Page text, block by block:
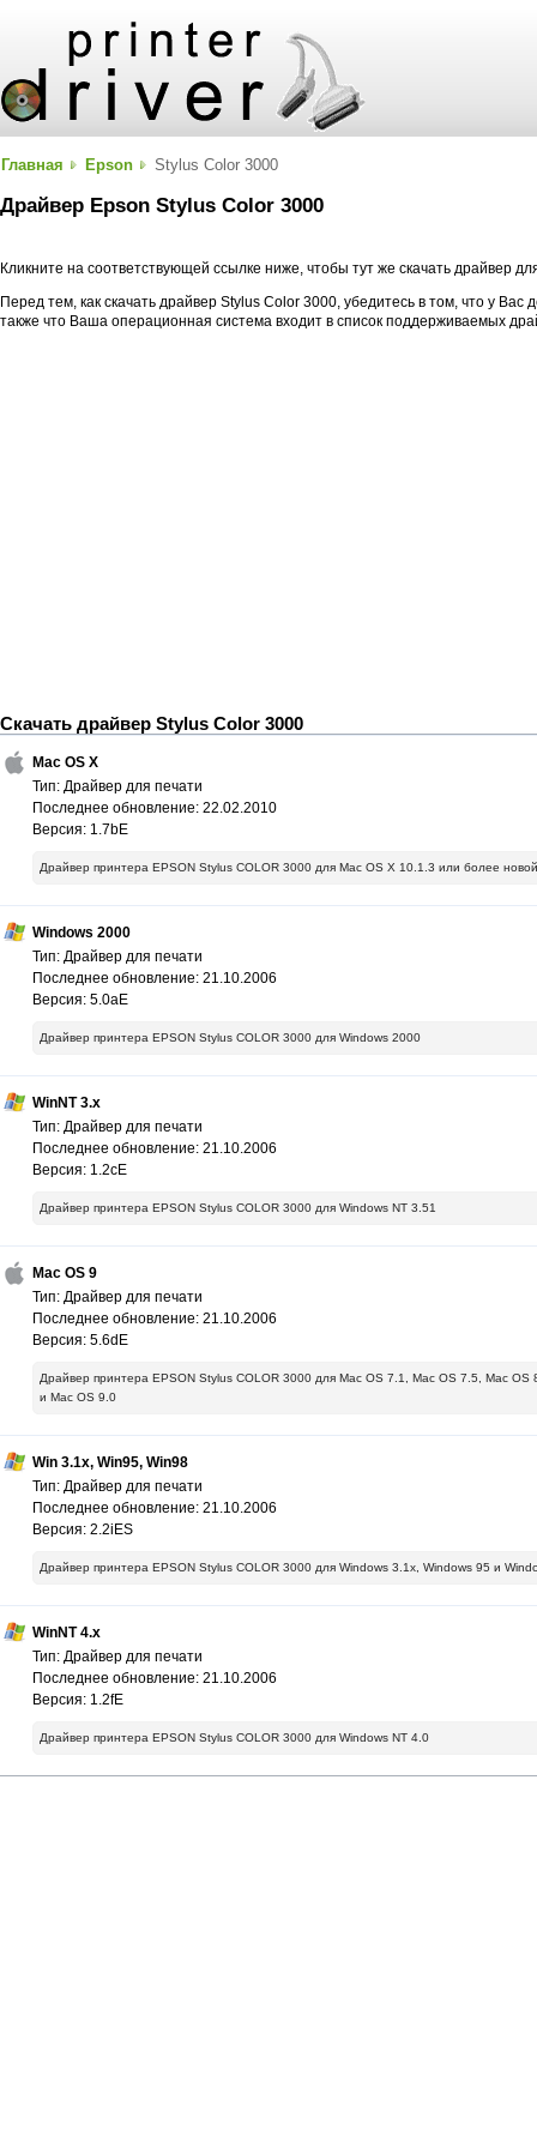
Главная Epson Stylus Color 3000
Драйвер Epson Stylus Color 3000
Кликните на соответствующей ссылке ниже, чтобы тут же скачать драйвер
Перед тем, как скачать драйвер Stylus Color 3000, убедитесь в том, что у
также что Ваша операционная система входит в список поддерживаемых
Скачать драйвер Stylus Color 3000
Mac OS X
Тип: Драйвер для печати
Последнее обновление: 22.02.2010
Версия: 1.7bE
Драйвер принтера EPSON Stylus COLOR 3000 для Mac OS X 10.1.3 или более
Windows 2000
Тип: Драйвер для печати
Последнее обновление: 21.10.2006
Версия: 5.0aE
Драйвер принтера EPSON Stylus COLOR 3000 для Windows 2000
WinNT 3.x
Тип: Драйвер для печати
Последнее обновление: 21.10.2006
Версия: 1.2cE
Драйвер принтера EPSON Stylus COLOR 3000 для Windows NT 3.51
Mac OS 9
Тип: Драйвер для печати
Последнее обновление: 21.10.2006
Версия: 5.6dE
Драйвер принтера EPSON Stylus COLOR 3000 для Mac OS 7.1, Mac OS 7.5, Mac
и Mac OS 9.0
Win 3.1x, Win95, Win98
Тип: Драйвер для печати
Последнее обновление: 21.10.2006
Версия: 2.2iES
Драйвер принтера EPSON Stylus COLOR 3000 для Windows 3.1x, Windows 95 и
WinNT 4.x
Тип: Драйвер для печати
Последнее обновление: 21.10.2006
Версия: 1.2fE
Драйвер принтера EPSON Stylus COLOR 3000 для Windows NT 4.0